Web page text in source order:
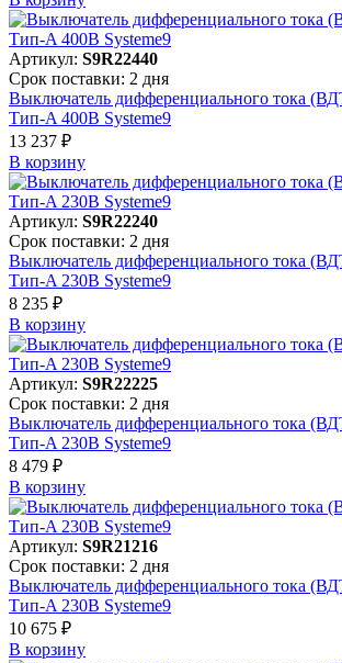
Артикул: S9R22440
Срок поставки: 2 дня
Выключатель дифференциального тока
Тип-A 400В Systeme9
13 237 ₽
В корзинy
Артикул: S9R22240
Срок поставки: 2 дня
Выключатель дифференциального тока
Тип-A 230В Systeme9
8 235 ₽
В корзинy
Артикул: S9R22225
Срок поставки: 2 дня
Выключатель дифференциального тока
Тип-A 230В Systeme9
8 479 ₽
В корзинy
Артикул: S9R21216
Срок поставки: 2 дня
Выключатель дифференциального тока
Тип-A 230В Systeme9
10 675 ₽
В корзинy